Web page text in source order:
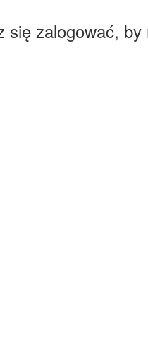
się zalogować,